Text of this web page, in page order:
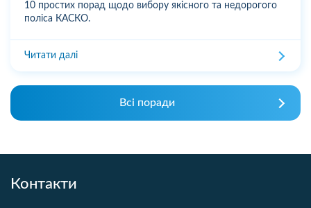
10 простих порад щодо вибору якісного та недорогого
поліса КАСКО.
Читати далі
Всі поради
Контакти